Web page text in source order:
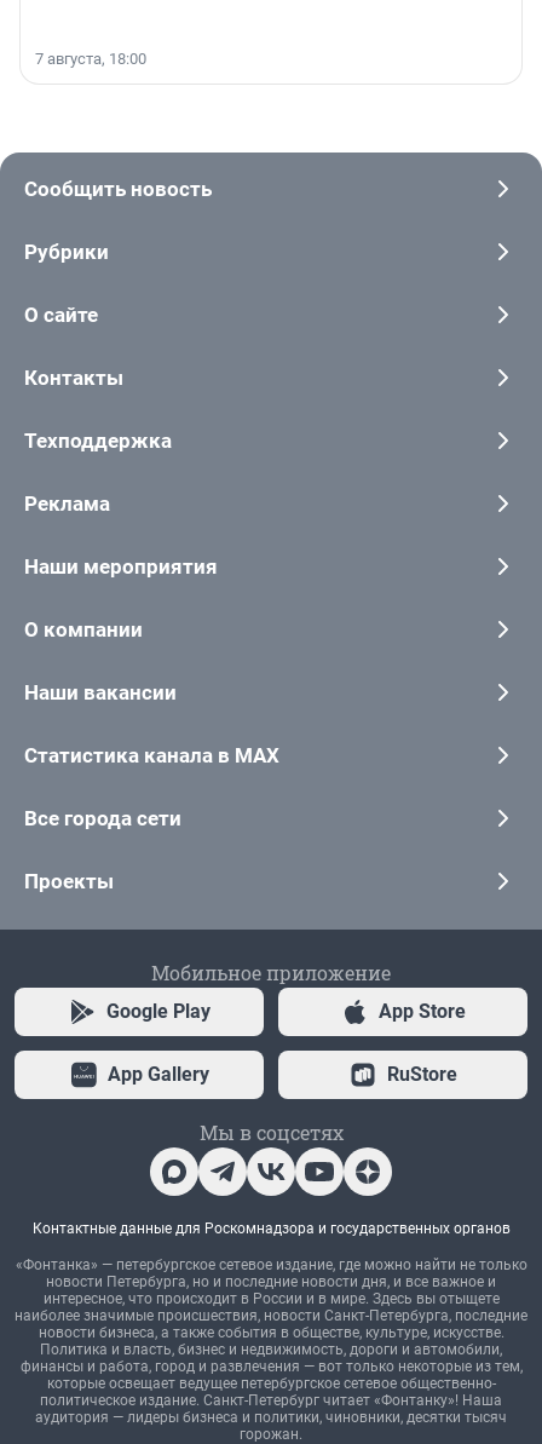
7 августа, 18:00
Сообщить новость
Рубрики
О сайте
Контакты
Техподдержка
Реклама
Наши мероприятия
О компании
Наши вакансии
Статистика канала в MAX
Все города сети
Проекты
Мобильное приложение
Google Play App Store
App Gallery RuStore
Мы в соцсетях
Контактные данные для Роскомнадзора и государственных органов
«Фонтанка» — петербургское сетевое издание, где можно найти не только
новости Петербурга, но и последние новости дня, и все важное и
интересное, что происходит в России и в мире. Здесь вы отыщете
наиболее значимые происшествия, новости Санкт-Петербурга, последние
новости бизнеса, а также события в обществе, культуре, искусстве.
Политика и власть, бизнес и недвижимость, дороги и автомобили,
финансы и работа, город и развлечения — вот только некоторые из тем,
которые освещает ведущее петербургское сетевое общественно-
политическое издание. Санкт-Петербург читает «Фонтанку»! Наша
аудитория — лидеры бизнеса и политики, чиновники, десятки тысяч
горожан.